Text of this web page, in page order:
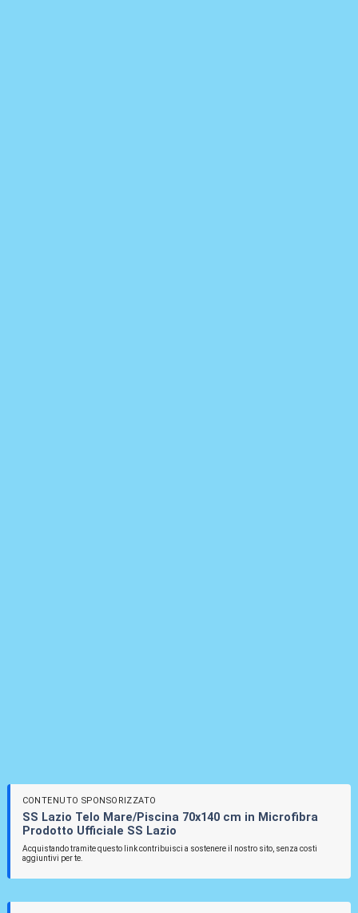
CONTENUTO SPONSORIZZATO
SS Lazio Telo Mare/Piscina 70x140 cm in Microfibra
Prodotto Ufficiale SS Lazio
Acquistando tramite questo link contribuisci a sostenere il nostro sito, senza costi
aggiuntivi per te.